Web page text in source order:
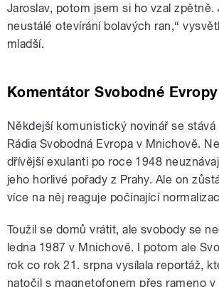
Jaroslav, potom jsem si ho vzal
neustálé otevírání bolavých ran,“
mladší.
Komentátor Svobodné Evropy
Někdejší komunistický novinář se
Rádia Svobodná Evropa v Mnichově.
dřívější exulanti po roce 1948
jeho horlivé pořady z Prahy. Ale on
více na něj reaguje počínající
Toužil se domů vrátit, ale svobody se
ledna 1987 v Mnichově. I potom ale
rok co rok 21. srpna vysílala reportáž,
natočil s magnetofonem přes rameno v